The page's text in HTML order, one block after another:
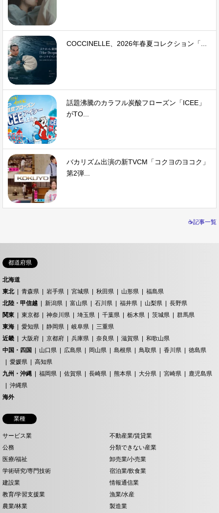
COCCINELLE、2026年春夏コレクション「...
話題沸騰のカラフル炭酸フローズン「ICEE」
がTO...
バカリズム出演の新TVCM「コクヨのヨコク」
第2弾...
☕記事一覧
都道府県
北海道
東北
青森県 岩手県 宮城県 秋田県 山形県
福島県
北陸・甲信越
新潟県 富山県 石川県 福井県 山梨県
長野県
関東
東京都 神奈川県 埼玉県 千葉県 栃木県 茨城県
群馬県
東海
愛知県 静岡県 岐阜県
三重県
近畿
大阪府 京都府 兵庫県 奈良県 滋賀県
和歌山県
中国・四国
山口県 広島県 岡山県 島根県 鳥取県 香川県
徳島県
愛媛県
高知県
九州・沖縄
福岡県 佐賀県 長崎県 熊本県 大分県 宮崎県
鹿児島県
沖縄県
海外
業種
サービス業
不動産業/賃貸業
公務
分類できない産業
医療/福祉
卸売業/小売業
学術研究/専門技術
宿泊業/飲食業
建設業
情報通信業
教育/学習支援業
漁業/水産
農業/林業
製造業